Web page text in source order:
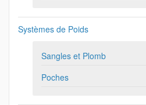
Systèmes de Poids
Sangles et Plomb
Poches